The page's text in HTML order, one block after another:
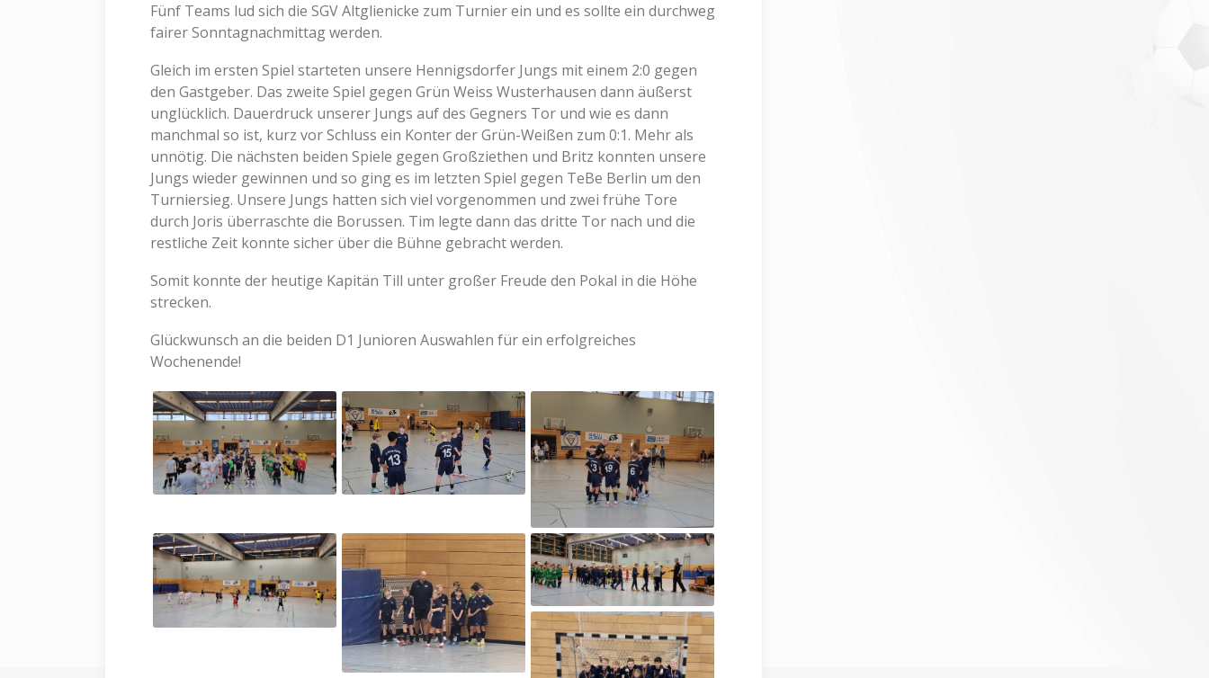
Fünf Teams lud sich die SGV Altglienicke zum Turnier ein und es sollte ein durchweg
fairer Sonntagnachmittag werden.
Gleich im ersten Spiel starteten unsere Hennigsdorfer Jungs mit einem 2:0 gegen
den Gastgeber. Das zweite Spiel gegen Grün Weiss Wusterhausen dann äußerst
unglücklich. Dauerdruck unserer Jungs auf des Gegners Tor und wie es dann
manchmal so ist, kurz vor Schluss ein Konter der Grün-Weißen zum 0:1. Mehr als
unnötig. Die nächsten beiden Spiele gegen Großziethen und Britz konnten unsere
Jungs wieder gewinnen und so ging es im letzten Spiel gegen TeBe Berlin um den
Turniersieg. Unsere Jungs hatten sich viel vorgenommen und zwei frühe Tore
durch Joris überraschte die Borussen. Tim legte dann das dritte Tor nach und die
restliche Zeit konnte sicher über die Bühne gebracht werden.
Somit konnte der heutige Kapitän Till unter großer Freude den Pokal in die Höhe
strecken.
Glückwunsch an die beiden D1 Junioren Auswahlen für ein erfolgreiches
Wochenende!